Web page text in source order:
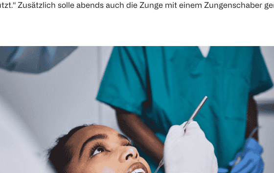
Zusätzlich solle abends auch die Zunge mit einem Zungenschaber